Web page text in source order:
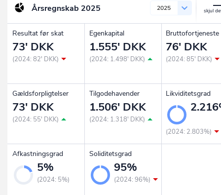
Årsregnskab 2025 2025
Resultat før skat
73' DKK
(2024: 82' DKK)
Egenkapital
1.555' DKK
(2024: 1.498' DKK)
Bruttofortjeneste
76' DKK
(2024: 85' DKK)
Gældsforpligtelser
73' DKK
(2024: 55' DKK)
Tilgodehavender
1.506' DKK
(2024: 1.318' DKK)
Likviditetsgrad
(2024: 2.803%)
Afkastningsgrad
5%
(2024: 5%)
Soliditetsgrad
95%
(2024: 96%)